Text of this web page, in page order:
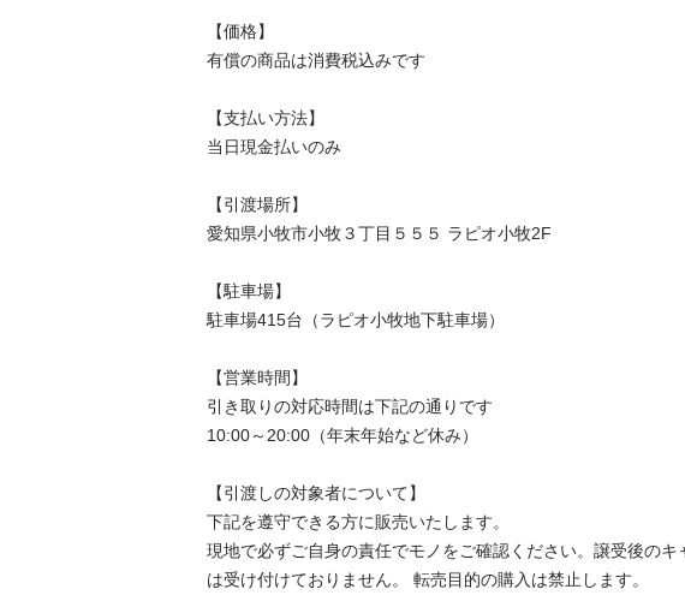
【価格】
有償の商品は消費税込みです
【⽀払い⽅法】
当⽇現⾦払いのみ
【引渡場所】
愛知県小牧市小牧３丁目５５５ ラピオ小牧2F
【駐⾞場】
駐車場415台（ラピオ小牧地下駐車場）
【営業時間】
引き取りの対応時間は下記の通りです
10:00～20:00（年末年始など休み）
【引渡しの対象者について】
下記を遵守できる⽅に販売いたします。
現地で必ずご⾃⾝の責任でモノをご確認ください。譲受後のキ
は受け付けておりません。 転売⽬的の購⼊は禁⽌します。